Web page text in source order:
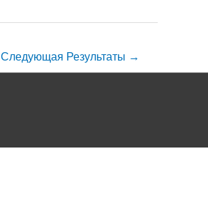
Следующая Результаты →